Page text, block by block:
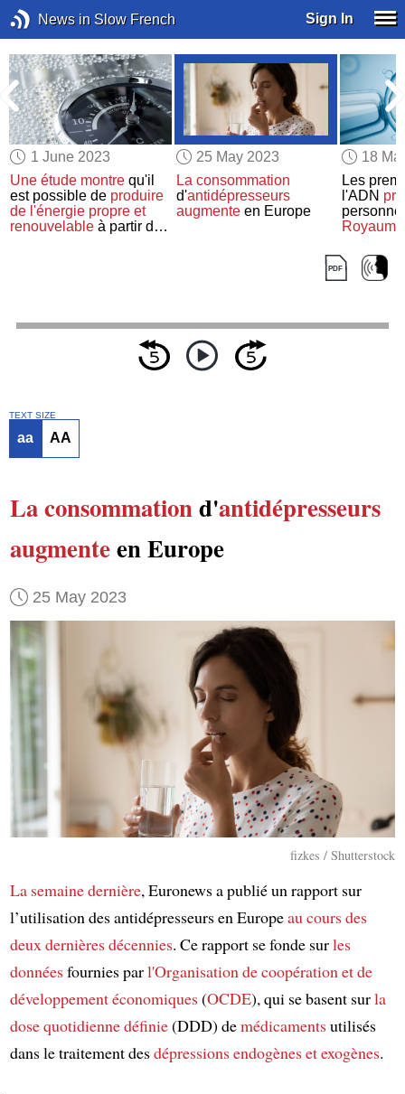
News in Slow French Sign In
1 June 2023
Une étude montre qu'il
est possible de produire
de l'énergie propre et
renouvelable à partir de
25 May 2023
La consommation
d'antidépresseurs
augmenteen Europe
18
Les
l'ADN
TEXT SIZE
aa AA
La consommationd'antidépresseurs
augmenteen Europe
25 May 2023
fizkes / Shutterstock
La semaine dernière, Euronews a publié un rapport sur
l’utilisation des antidépresseurs en Europeau cours des
deux dernières décennies. Ce rapport se fonde surles
donnéesfournies parl'Organisation de coopération et de
développement économiques(OCDE), qui se basent surla
dose quotidienne définie(DDD) demédicamentsutilisés
dans le traitement desdépressions endogènes et exogènes.